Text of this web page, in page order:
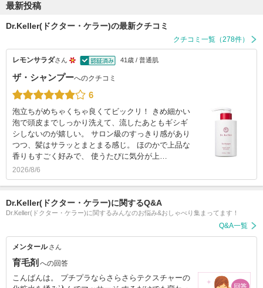
最新投稿
Dr.Keller(ドクター・ケラー)の最新クチコミ
クチコミ一覧（278件）
レモンサラダさん 41歳 / 普通肌
ザ・シャンプーへのクチコミ
6
泡立ちがめちゃくちゃ良くてビックリ！ きめ細かい
泡で頭皮までしっかり洗えて、流したあともギシギ
シしないのが嬉しい。 サロン級のすっきり感があり
つつ、髪はサラッとまとまる感じ。 ほのかで上品な
香りもすごく好みで、 使うたびに気分が上…
2026/8/6
Dr.Keller(ドクター・ケラー)に関するQ&A
Dr.Keller(ドクター・ケラー)に関するみんなのお悩み&おしゃべり集まってます！
Q&A一覧
メンタール さん
育毛剤 への回答
こんばんは。 プチプラならさらさらテクスチャーの